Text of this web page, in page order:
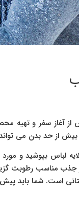
از آغاز سفر و تهیه
از حد بدن می
لباس بپوشید و
جذب مناسب رطوبت
است. شما باید پیش